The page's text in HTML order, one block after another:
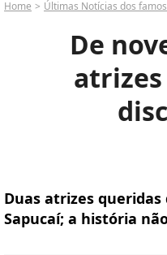
Home Últimas Notícias dos
De
Duas atrizes
Sapucaí; a história